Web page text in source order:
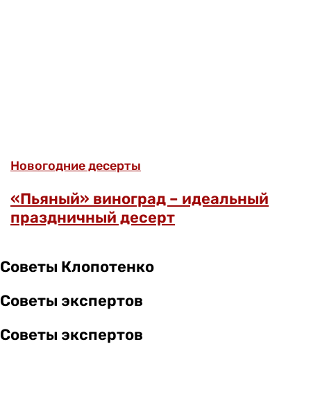
Новогодние десерты
«Пьяный» виноград – идеальный
праздничный десерт
Советы Клопотенко
Советы экспертов
Советы экспертов